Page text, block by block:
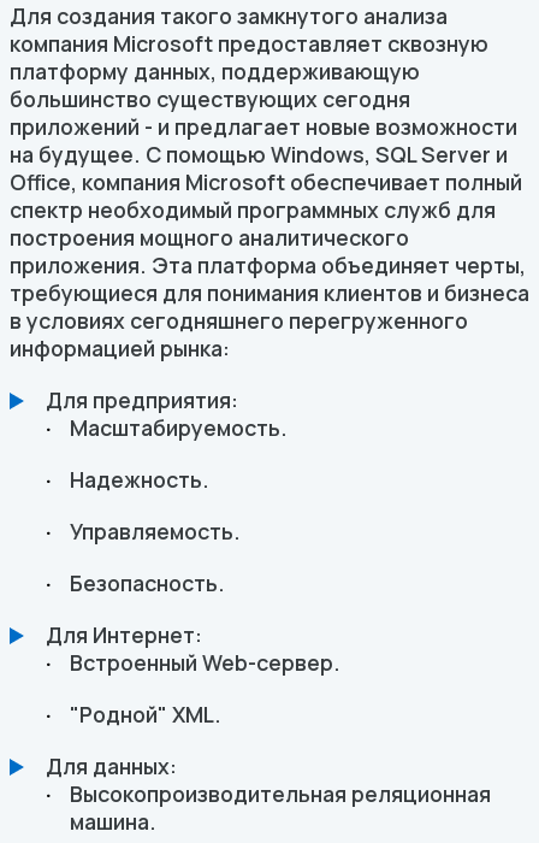
Для создания такого замкнутого анализа
компания Microsoft предоставляет сквозную
платформу данных, поддерживающую
большинство существующих сегодня
приложений - и предлагает новые возможности
на будущее. С помощью Windows, SQL Server и
Office, компания Microsoft обеспечивает полный
спектр необходимый программных служб для
построения мощного аналитического
приложения. Эта платформа объединяет черты,
требующиеся для понимания клиентов и бизнеса
в условиях сегодняшнего перегруженного
информацией рынка:
Для предприятия:
Масштабируемость.
Надежность.
Управляемость.
Безопасность.
Для Интернет:
Встроенный Web-сервер.
"Родной" XML.
Для данных:
Высокопроизводительная реляционная
машина.